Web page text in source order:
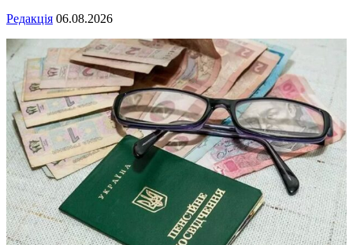
Редакція 06.08.2026